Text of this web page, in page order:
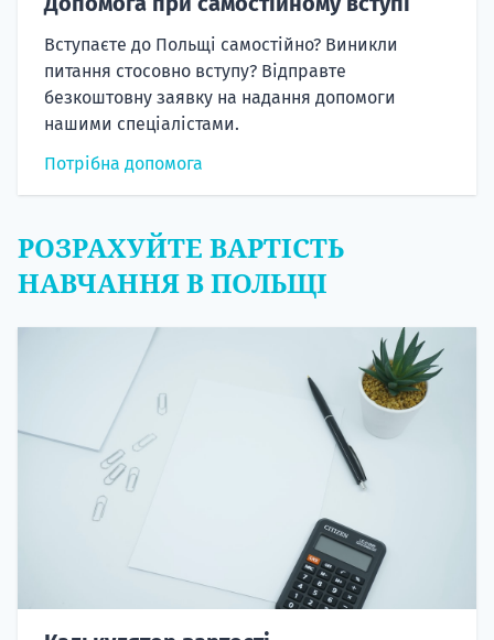
Вступаєте до Польщі самостійно? Виникли
питання стосовно вступу? Відправте
безкоштовну заявку на надання допомоги
нашими спеціалістами.
Потрібна допомога
РОЗРАХУЙТЕ ВАРТІСТЬ
НАВЧАННЯ В ПОЛЬЩІ